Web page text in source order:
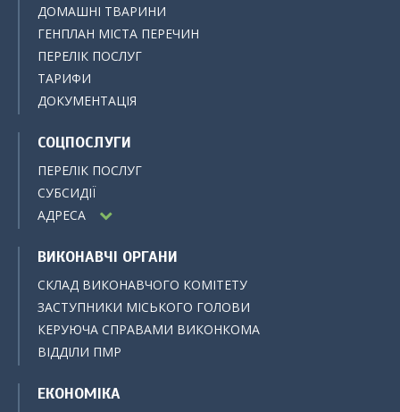
ДОМАШНІ ТВАРИНИ
ГЕНПЛАН МІСТА ПЕРЕЧИН
ПЕРЕЛІК ПОСЛУГ
ТАРИФИ
ДОКУМЕНТАЦІЯ
СОЦПОСЛУГИ
ПЕРЕЛІК ПОСЛУГ
СУБСИДІЇ
АДРЕСА
ВИКОНАВЧІ ОРГАНИ
СКЛАД ВИКОНАВЧОГО КОМІТЕТУ
ЗАСТУПНИКИ МІСЬКОГО ГОЛОВИ
КЕРУЮЧА СПРАВАМИ ВИКОНКОМА
ВІДДІЛИ ПМР
ЕКОНОМІКА